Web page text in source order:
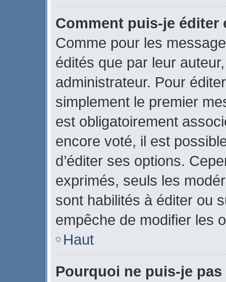
Comment puis-je
Comme pour les
édités que par leur
administrateur. Pour
simplement le premier
est obligatoirement
encore voté, il est
d’éditer ses options.
exprimés, seuls les
sont habilités à éditer ou
empêche de modifier les
Haut
Pourquoi ne puis-je